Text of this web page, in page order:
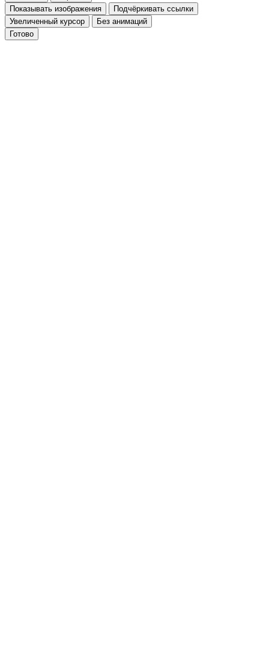
Показывать изображения
Подчёркивать ссылки
Увеличенный курсор
Без анимаций
Готово